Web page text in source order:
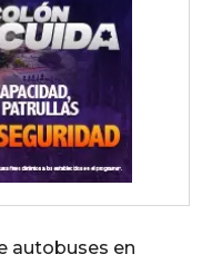
autobuses en